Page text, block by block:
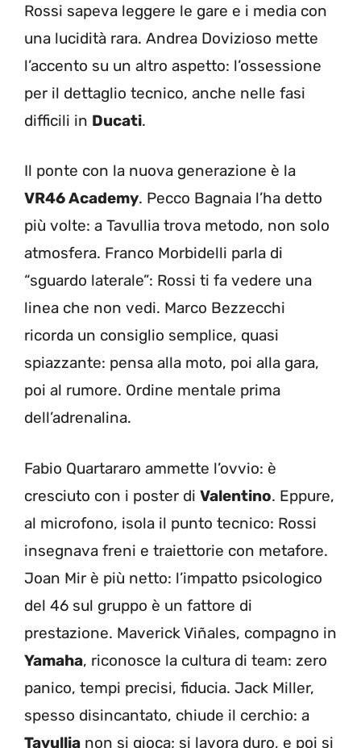
Rossi sapeva leggere le gare e i media con
una lucidità rara. Andrea Dovizioso mette
l’accento su un altro aspetto: l’ossessione
per il dettaglio tecnico, anche nelle fasi
difficili in Ducati.
Il ponte con la nuova generazione è la
VR46 Academy. Pecco Bagnaia l’ha detto
più volte: a Tavullia trova metodo, non solo
atmosfera. Franco Morbidelli parla di
“sguardo laterale”: Rossi ti fa vedere una
linea che non vedi. Marco Bezzecchi
ricorda un consiglio semplice, quasi
spiazzante: pensa alla moto, poi alla gara,
poi al rumore. Ordine mentale prima
dell’adrenalina.
Fabio Quartararo ammette l’ovvio: è
cresciuto con i poster di Valentino. Eppure,
al microfono, isola il punto tecnico: Rossi
insegnava freni e traiettorie con metafore.
Joan Mir è più netto: l’impatto psicologico
del 46 sul gruppo è un fattore di
prestazione. Maverick Viñales, compagno in
Yamaha, riconosce la cultura di team: zero
panico, tempi precisi, fiducia. Jack Miller,
spesso disincantato, chiude il cerchio: a
Tavullia non si gioca; si lavora duro, e poi si